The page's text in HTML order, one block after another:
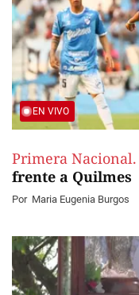
EN VIVO
Primera Nacional.
frente a Quilmes
Por Maria Eugenia Burgos